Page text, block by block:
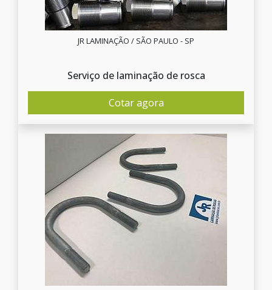
JR LAMINAÇÃO / SÃO PAULO - SP
Serviço de laminação de rosca
Cotar agora